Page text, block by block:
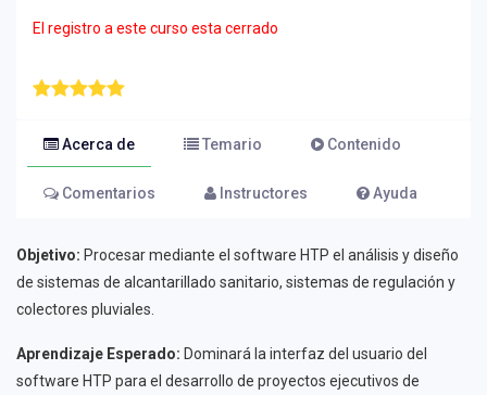
El registro a este curso esta cerrado
Acerca de Temario Contenido
Comentarios Instructores Ayuda
Objetivo: Procesar mediante el software HTP el análisis y diseño
de sistemas de alcantarillado sanitario, sistemas de regulación y
colectores pluviales.
Aprendizaje Esperado: Dominará la interfaz del usuario del
software HTP para el desarrollo de proyectos ejecutivos de